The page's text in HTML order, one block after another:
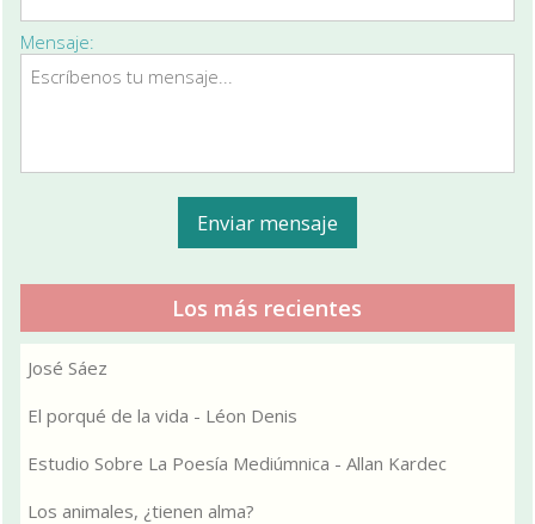
Mensaje:
Los más recientes
José Sáez
El porqué de la vida - Léon Denis
Estudio Sobre La Poesía Mediúmnica - Allan Kardec
Los animales, ¿tienen alma?